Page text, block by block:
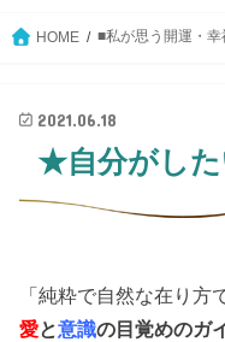
HOME ■私が思う開運・幸
2021.06.18
★自分がし
「純粋で自然な在り方
愛と意識の目覚めのガ